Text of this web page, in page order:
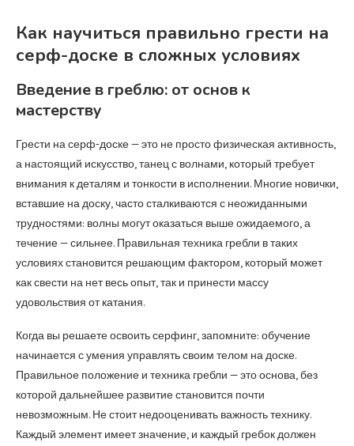
Как научиться правильно грести на
серф-доске в сложных условиях
Введение в греблю: от основ к
мастерству
Грести на серф-доске — это не просто физическая активность,
а настоящий искусство, танец с волнами, который требует
внимания к деталям и тонкости в исполнении. Многие новички,
вставшие на доску, часто сталкиваются с неожиданными
трудностями: волны могут оказаться выше ожидаемого, а
течение — сильнее. Правильная техника гребли в таких
условиях становится решающим фактором, который может
как свести на нет весь опыт, так и принести массу
удовольствия от катания.
Когда вы решаете освоить серфинг, запомните: обучение
начинается с умения управлять своим телом на доске.
Правильное положение и техника гребли — это основа, без
которой дальнейшее развитие становится почти
невозможным. Не стоит недооценивать важность технику.
Каждый элемент имеет значение, и каждый гребок должен